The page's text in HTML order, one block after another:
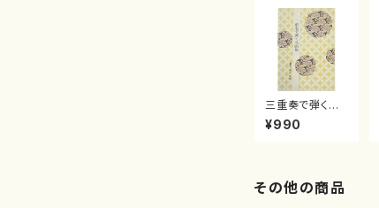
三重奏で弾く名
曲集 クリスマ
スメドレー( 箏
¥990
その他の商品